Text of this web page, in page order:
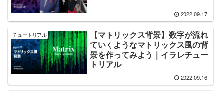
2022.09.17
チュートリアル
【マトリックス背景】数字が流れ
ていくようなマトリックス風の背
景を作ってみよう｜イラレチュー
トリアル
2022.09.16